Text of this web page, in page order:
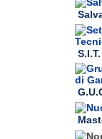
S.I.T.